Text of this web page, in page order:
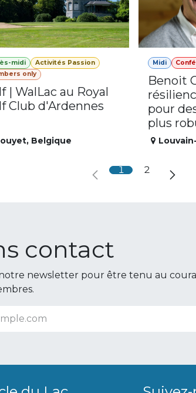
midi
Activités Passion
only
| WalLac au Royal
Club d'Ardennes
, Belgique
Midi
Benoit
pour
plus
1 2
contact
newsletter pour être tenu au